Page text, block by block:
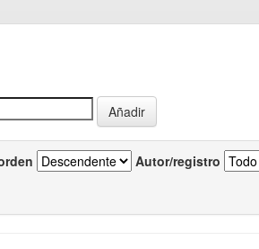
Autor/registro